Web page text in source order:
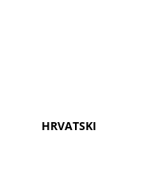
HRVATSKI